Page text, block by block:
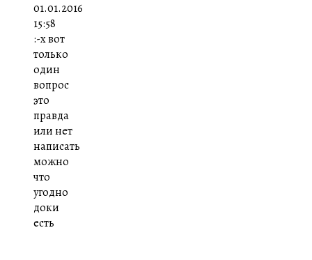
01.01.2016
15:58
:-x вот
только
один
вопрос
это
правда
или нет
написать
можно
что
угодно
доки
есть